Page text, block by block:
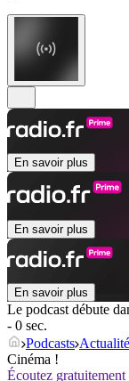
En savoir plus
En savoir plus
En savoir plus
Le podcast débute
- 0 sec.
Podcasts
Cinéma !
Écoutez